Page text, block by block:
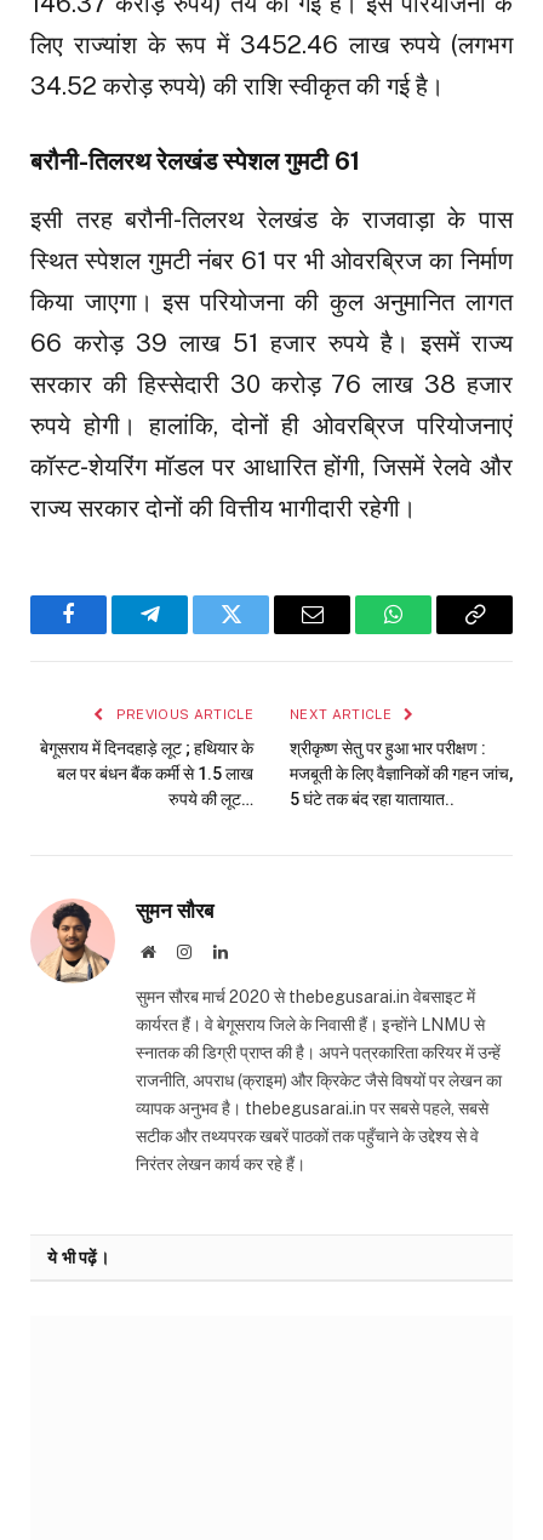
लिए राज्यांश के रूप में 3452.46 लाख रुपये (लगभग
34.52 करोड़ रुपये) की राशि स्वीकृत की गई है।
बरौनी-तिलरथ रेलखंड स्पेशल गुमटी 61
इसी तरह बरौनी-तिलरथ रेलखंड के राजवाड़ा के पास
स्थित स्पेशल गुमटी नंबर 61 पर भी ओवरब्रिज का निर्माण
किया जाएगा। इस परियोजना की कुल अनुमानित लागत
66 करोड़ 39 लाख 51 हजार रुपये है। इसमें राज्य
सरकार की हिस्सेदारी 30 करोड़ 76 लाख 38 हजार
रुपये होगी। हालांकि, दोनों ही ओवरब्रिज परियोजनाएं
कॉस्ट-शेयरिंग मॉडल पर आधारित होंगी, जिसमें रेलवे और
राज्य सरकार दोनों की वित्तीय भागीदारी रहेगी।
FacebookTelegramTwitter Email WhatsAppCopy
PREVIOUS ARTICLE
बेगूसराय में दिनदहाड़े लूट ; हथियार के
बल पर बंधन बैंक कर्मी से 1.5 लाख
रुपये की लूट…
NEXT ARTICLE
श्रीकृष्ण सेतु पर हुआ भार परीक्षण :
मजबूती के लिए वैज्ञानिकों की गहन जांच,
5 घंटे तक बंद रहा यातायात..
सुमन सौरब
WebsiteInstagramLinkedIn
सुमन सौरब मार्च 2020 से thebegusarai.in वेबसाइट में
कार्यरत हैं। वे बेगूसराय जिले के निवासी हैं। इन्होंने LNMU से
स्नातक की डिग्री प्राप्त की है। अपने पत्रकारिता करियर में उन्हें
राजनीति, अपराध (क्राइम) और क्रिकेट जैसे विषयों पर लेखन का
व्यापक अनुभव है। thebegusarai.in पर सबसे पहले, सबसे
सटीक और तथ्यपरक खबरें पाठकों तक पहुँचाने के उद्देश्य से वे
निरंतर लेखन कार्य कर रहे हैं।
ये भी पढ़ें।